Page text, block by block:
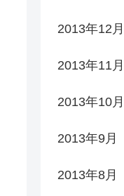
2013年12月
2013年11月
2013年10月
2013年9月
2013年8月